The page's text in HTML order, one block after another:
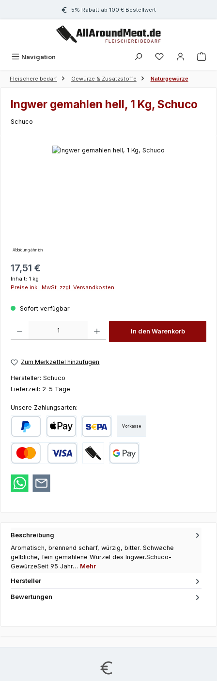
Zum Hauptinhalt springen5% Rabatt ab 100 € Bestellwert
Navigation
Fleischereibedarf Gewürze & Zusatzstoffe Naturgewürze
Ingwer gemahlen hell, 1 Kg, Schuco
Schuco
Bildergalerie überspringen
Abbildung ähnlich
Regulärer Preis:
17,51 €
Inhalt: 1 kg
Preise inkl. MwSt. zzgl. Versandkosten
Sofort verfügbar
In den Warenkorb
Zum Merkzettel hinzufügen
Hersteller: Schuco
Lieferzeit: 2-5 Tage
Unsere Zahlungsarten:
PayPal Apple Pay SEPA Lastschrift
Vorkasse
Beschreibung
Aromatisch, brennend scharf, würzig, bitter. Schwache
gelbliche, fein gemahlene Wurzel des Ingwer.Schuco-
GewürzeSeit 95 Jahr… Mehr
Hersteller
Bewertungen